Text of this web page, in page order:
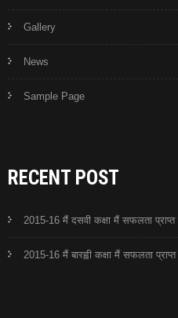
Gallery
News
Sample Page
RECENT POST
2015-16 मैं दसवी कक्षा मैं सफलता प्राप्त
2015-16 मैं बारह्वी कक्षा मैं सफलता प्राप्त